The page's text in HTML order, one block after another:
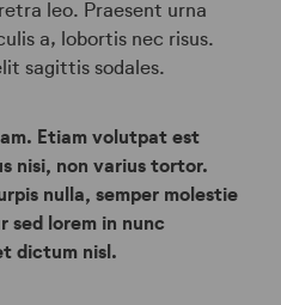
leo. Praesent urna
a, lobortis nec risus.
sagittis sodales.
Etiam volutpat est
nisi, non varius tortor.
nulla, semper molestie
sed lorem in nunc
dictum nisl.